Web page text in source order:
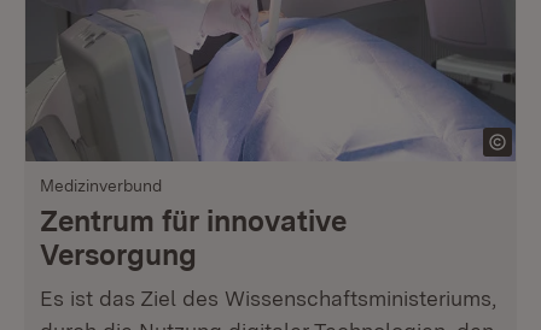
Medizinverbund
Zentrum für innovative
Versorgung
Es ist das Ziel des Wissenschaftsministeriums,